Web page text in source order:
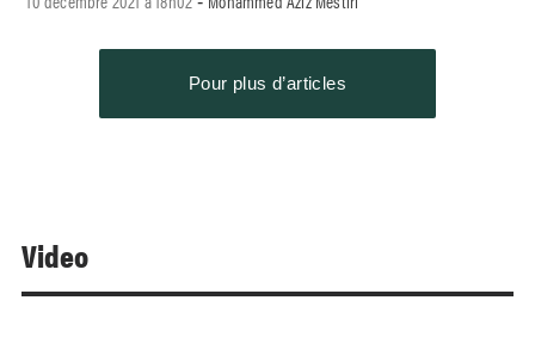
Pour plus d’articles
Video